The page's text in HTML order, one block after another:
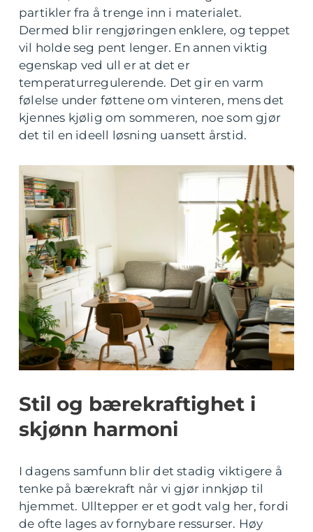
partikler fra å trenge inn i materialet.
Dermed blir rengjøringen enklere, og teppet
vil holde seg pent lenger. En annen viktig
egenskap ved ull er at det er
temperaturregulerende. Det gir en varm
følelse under føttene om vinteren, mens det
kjennes kjølig om sommeren, noe som gjør
det til en ideell løsning uansett årstid.
Stil og bærekraftighet i
skjønn harmoni
I dagens samfunn blir det stadig viktigere å
tenke på bærekraft når vi gjør innkjøp til
hjemmet. Ulltepper er et godt valg her, fordi
de ofte lages av fornybare ressurser. Høy